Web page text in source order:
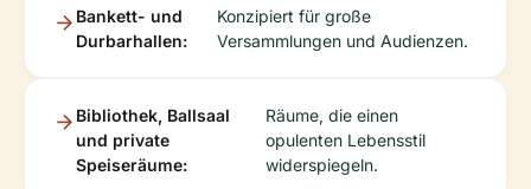
Bankett- und
Durbarhallen:
Konzipiert für große
Versammlungen und Audienzen.
Bibliothek, Ballsaal
und private
Speiseräume:
Räume, die einen
opulenten Lebensstil
widerspiegeln.